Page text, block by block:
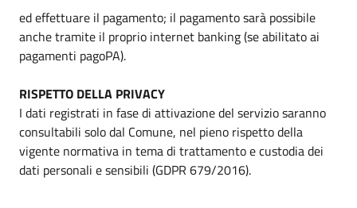
ed effettuare il pagamento; il pagamento sarà possibile
anche tramite il proprio internet banking (se abilitato ai
pagamenti pagoPA).
RISPETTO DELLA PRIVACY
I dati registrati in fase di attivazione del servizio saranno
consultabili solo dal Comune, nel pieno rispetto della
vigente normativa in tema di trattamento e custodia dei
dati personali e sensibili (GDPR 679/2016).